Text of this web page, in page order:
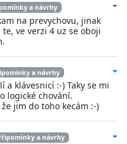
a návrhy
na prevychovu, jinak
ve verzi 4 uz se oboji
a návrhy
a klávesnicí :-) Taky se mi
logické chování.
jim do toho kecám :-)
a návrhy